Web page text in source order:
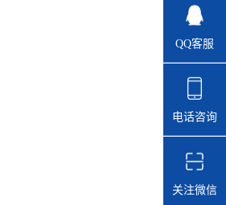
QQ客服
电话咨询
关注微信